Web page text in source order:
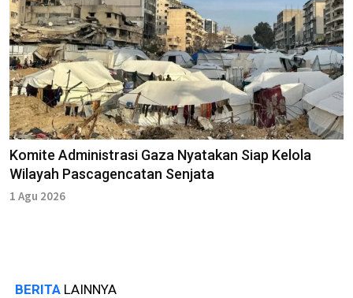
Komite Administrasi Gaza Nyatakan Siap Kelola
Wilayah Pascagencatan Senjata
1 Agu 2026
BERITA LAINNYA